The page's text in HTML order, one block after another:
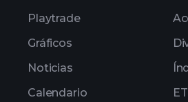
Playtrade
Gráficos
Noticias
Calendario